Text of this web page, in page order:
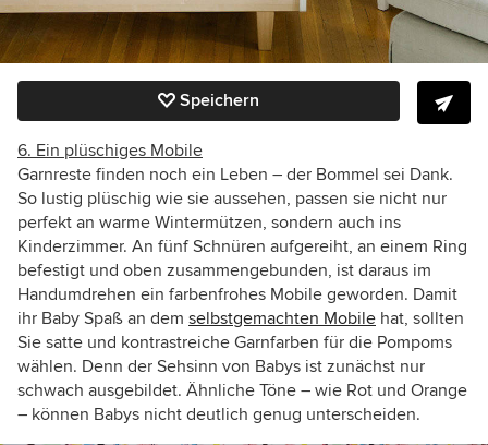
Speichern
6. Ein plüschiges Mobile
Garnreste finden noch ein Leben – der Bommel sei Dank.
So lustig plüschig wie sie aussehen, passen sie nicht nur
perfekt an warme Wintermützen, sondern auch ins
Kinderzimmer. An fünf Schnüren aufgereiht, an einem Ring
befestigt und oben zusammengebunden, ist daraus im
Handumdrehen ein farbenfrohes Mobile geworden. Damit
ihr Baby Spaß an dem selbstgemachten Mobile hat, sollten
Sie satte und kontrastreiche Garnfarben für die Pompoms
wählen. Denn der Sehsinn von Babys ist zunächst nur
schwach ausgebildet. Ähnliche Töne – wie Rot und Orange
– können Babys nicht deutlich genug unterscheiden.